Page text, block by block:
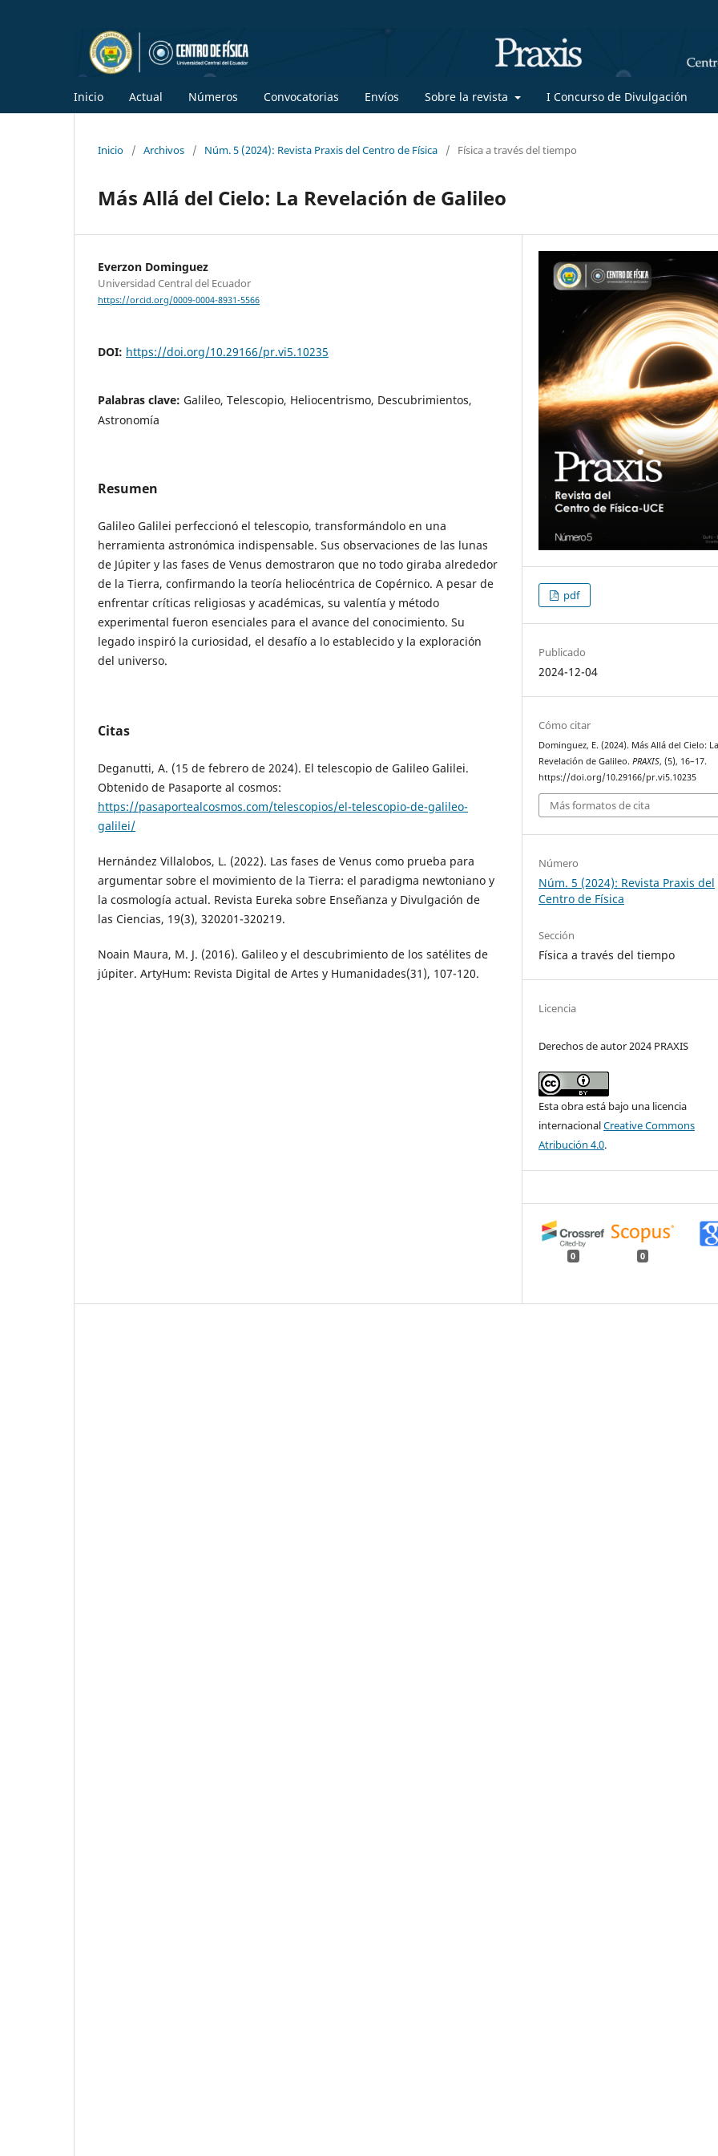
Inicio Actual Números Convocatorias Envíos Sobre la revista I Concurso de Divulgación
Inicio / Archivos / Núm. 5 (2024): Revista Praxis del Centro de Física / Física a través del tiempo
Más Allá del Cielo: La Revelación de Galileo
Everzon Dominguez
Universidad Central del Ecuador
https://orcid.org/0009-0004-8931-5566
DOI: https://doi.org/10.29166/pr.vi5.10235
Palabras clave: Galileo, Telescopio, Heliocentrismo, Descubrimientos,
Astronomía
Resumen
Galileo Galilei perfeccionó el telescopio, transformándolo en una
herramienta astronómica indispensable. Sus observaciones de las lunas
de Júpiter y las fases de Venus demostraron que no todo giraba alrededor
de la Tierra, confirmando la teoría heliocéntrica de Copérnico. A pesar de
enfrentar críticas religiosas y académicas, su valentía y método
experimental fueron esenciales para el avance del conocimiento. Su
legado inspiró la curiosidad, el desafío a lo establecido y la exploración
del universo.
Citas
Deganutti, A. (15 de febrero de 2024). El telescopio de Galileo Galilei.
Obtenido de Pasaporte al cosmos:
https://pasaportealcosmos.com/telescopios/el-telescopio-de-galileo-
galilei/
Hernández Villalobos, L. (2022). Las fases de Venus como prueba para
argumentar sobre el movimiento de la Tierra: el paradigma newtoniano y
la cosmología actual. Revista Eureka sobre Enseñanza y Divulgación de
las Ciencias, 19(3), 320201-320219.
Noain Maura, M. J. (2016). Galileo y el descubrimiento de los satélites de
júpiter. ArtyHum: Revista Digital de Artes y Humanidades(31), 107-120.
pdf
Publicado
2024-12-04
Cómo citar
Dominguez, E. (2024). Más Allá del Cielo: La
Revelación de Galileo.PRAXIS, (5), 16–17.
https://doi.org/10.29166/pr.vi5.10235
Más formatos de cita
Número
Núm. 5 (2024): Revista Praxis del
Centro de Física
Sección
Física a través del tiempo
Licencia
Derechos de autor 2024 PRAXIS
Esta obra está bajo una licencia
internacionalCreative Commons
Atribución 4.0.
0 0